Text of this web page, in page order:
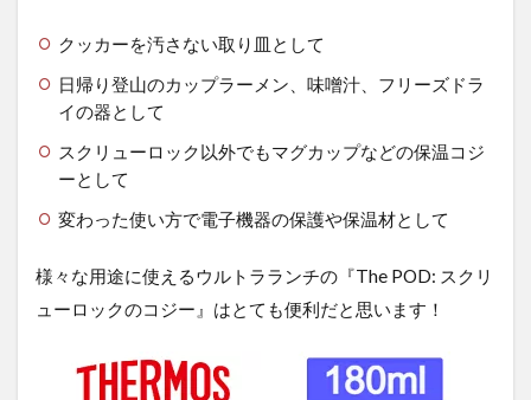
クッカーを汚さない取り皿として
日帰り登山のカップラーメン、味噌汁、フリーズドラ
イの器として
スクリューロック以外でもマグカップなどの保温コジ
ーとして
変わった使い方で電子機器の保護や保温材として
様々な用途に使えるウルトラランチの『The POD: スクリ
ューロックのコジー』はとても便利だと思います！